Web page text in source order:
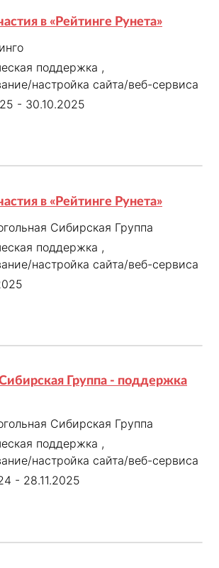
прототип
управления
поисковой оптимизации
в «Рейтинге Рунета»
поддержка ,
настройка сайта/веб-сервиса
- 30.10.2025
в «Рейтинге Рунета»
Сибирская Группа
поддержка ,
настройка сайта/веб-сервиса
Группа - поддержка
Сибирская Группа
поддержка ,
настройка сайта/веб-сервиса
- 28.11.2025